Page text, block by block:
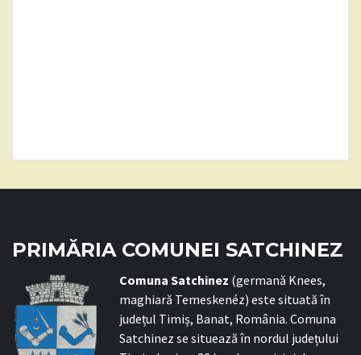
PRIMĂRIA COMUNEI SATCHINEZ
Comuna Satchinez (germană Knees,
maghiară Temeskenéz) este situată în
județul Timiș, Banat, România. Comuna
Satchinez se situează în nordul județului